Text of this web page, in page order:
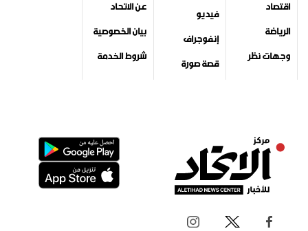
اقتصاد
الرياضة
وجهات نظر
فيديو
إنفوجراف
قصة صورة
عن الاتحاد
بيان الخصوصية
شروط الخدمة